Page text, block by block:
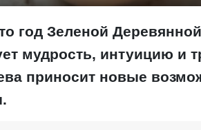
год Зеленой
мудрость, интуицию и
приносит новые